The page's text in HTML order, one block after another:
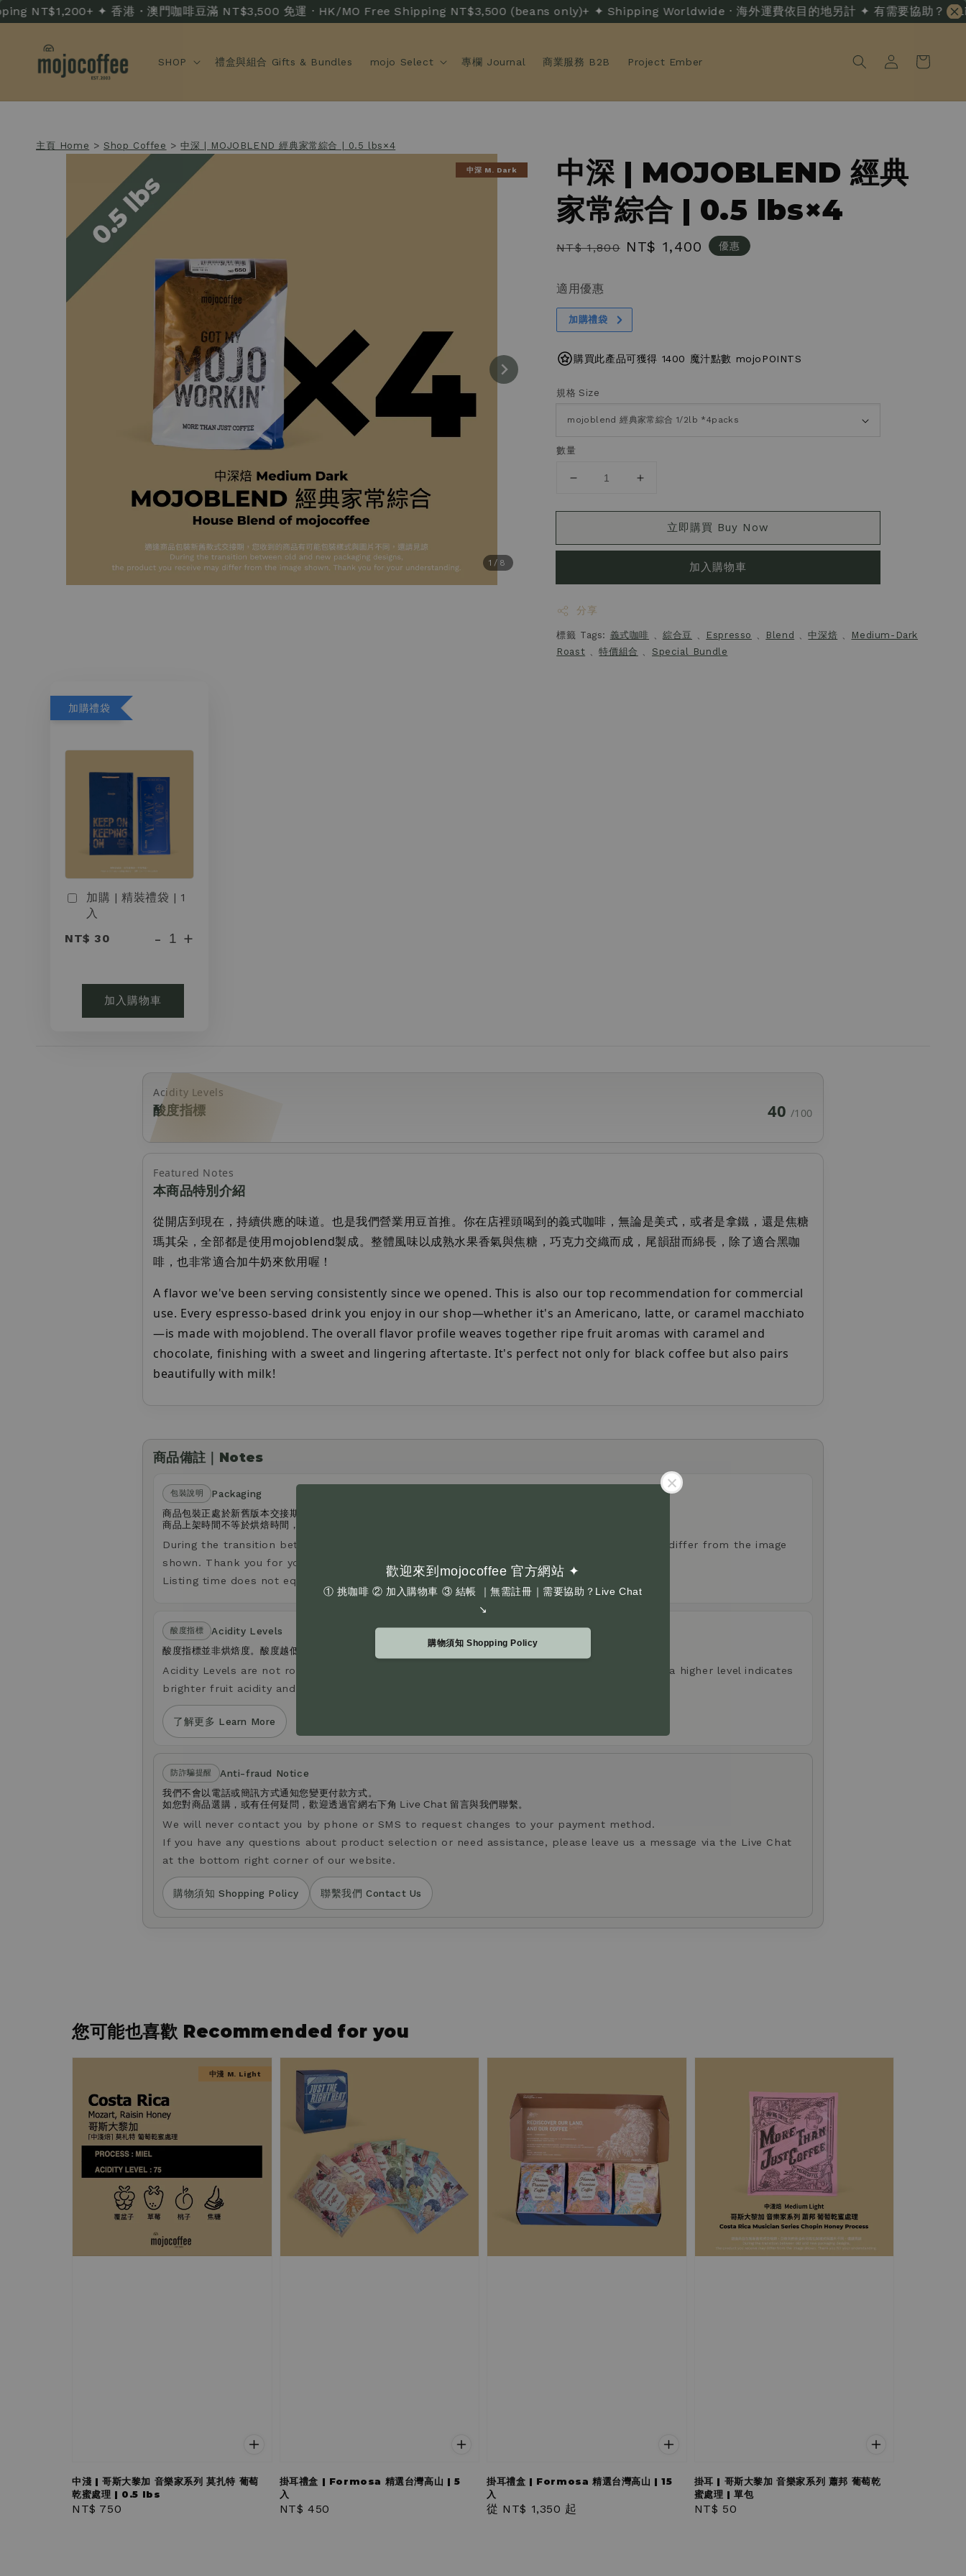
✦ 香港・澳門咖啡豆滿 NT$3,500 免運 · HK/MO Free Shipping NT$3,500 (beans only)+ ✦ Shipping Worldwide · 海外運費依目的地另計 ✦ 有需要協助？ · Live
歡迎來到mojocoffee 官方網站 ✦
① 挑咖啡 ② 加入購物車 ③ 結帳 ｜無需註冊｜需要協助？Live Chat
↘
購物須知 Shopping Policy
SHOP 禮盒與組合 Gifts & Bundles mojo Select 專欄 Journal 商業服務 B2B Project Ember
主頁 Home > Shop Coffee >中深 | MOJOBLEND 經典家常綜合 | 0.5 lbs×4
1/8
中深 M. Dark
中深 | MOJOBLEND 經典
家常綜合 | 0.5 lbs×4
Regular
NT$ 1,800 Sale
NT$ 1,400 優惠
適用優惠
加購禮袋
購買此產品可獲得 1400 魔汁點數 mojoPOINTS
規格 Size
數量
立即購買 Buy Now
加入購物車
分享
標籤 Tags: 義式咖啡 、綜合豆 、 Espresso 、 Blend 、中深焙 、
Medium-Dark
Roast 、特價組合 、 Special Bundle
加購禮袋
加購 | 精裝禮袋 | 1
入
NT$ 30
- +
加入購物車
Acidity Levels
酸度指標 40 /100
Featured Notes
本商品特別介紹
從開店到現在，持續供應的味道。也是我們營業用豆首推。你在店裡頭喝到的義式咖啡，無論是美式，或者是拿鐵，還是焦糖
瑪其朵，全部都是使用mojoblend製成。整體風味以成熟水果香氣與焦糖，巧克力交織而成，尾韻甜而綿長，除了適合黑咖
啡，也非常適合加牛奶來飲用喔！
A flavor we've been serving consistently since we opened. This is also our top recommendation for commercial
use. Every espresso-based drink you enjoy in our shop—whether it's an Americano, latte, or caramel macchiato
—is made with mojoblend. The overall flavor profile weaves together ripe fruit aromas with caramel and
chocolate, finishing with a sweet and lingering aftertaste. It's perfect not only for black coffee but also pairs
beautifully with milk!
商品備註｜Notes
包裝說明
Packaging
商品包裝正處於新舊版本交接期，您收到的包裝樣式可能與商品圖片不同，敬請理解。
商品上架時間不等於烘焙時間，請放心。
During the transition between old and new packaging designs, the product you receive may differ from the image
shown. Thank you for your understanding.
Listing time does not equal roasting time.
酸度指標
Acidity Levels
酸度指標並非烘焙度。酸度越低，口感越沈穩厚實且不酸；酸度越高，果酸感更明顯、風味更清爽。
Acidity Levels are not roast levels. A lower acidity level indicates a heavier, less acidic taste; a higher level indicates
brighter fruit acidity and a lighter taste.
了解更多 Learn More
防詐騙提醒
Anti-fraud Notice
我們不會以電話或簡訊方式通知您變更付款方式。
如您對商品選購，或有任何疑問，歡迎透過官網右下角 Live Chat 留言與我們聯繫。
We will never contact you by phone or SMS to request changes to your payment method.
If you have any questions about product selection or need assistance, please leave us a message via the Live Chat
at the bottom right corner of our website.
購物須知 Shopping Policy 聯繫我們 Contact Us
您可能也喜歡 Recommended for you
中淺 M. Light
中淺 | 哥斯大黎加 音樂家系列 莫扎特 葡萄
乾蜜處理 | 0.5 lbs
Regular
NT$ 750
掛耳禮盒 | Formosa 精選台灣高山 | 5
入
Regular
NT$ 450
掛耳禮盒 | Formosa 精選台灣高山 | 15
入
Regular
從 NT$ 1,350 起
掛耳 | 哥斯大黎加 音樂家系列 蕭邦 葡萄乾
蜜處理 | 單包
Regular
NT$ 50